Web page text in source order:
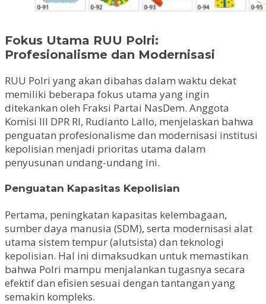
Fokus Utama RUU Polri:
Profesionalisme dan Modernisasi
RUU Polri yang akan dibahas dalam waktu dekat
memiliki beberapa fokus utama yang ingin
ditekankan oleh Fraksi Partai NasDem. Anggota
Komisi III DPR RI, Rudianto Lallo, menjelaskan bahwa
penguatan profesionalisme dan modernisasi institusi
kepolisian menjadi prioritas utama dalam
penyusunan undang-undang ini.
Penguatan Kapasitas Kepolisian
Pertama, peningkatan kapasitas kelembagaan,
sumber daya manusia (SDM), serta modernisasi alat
utama sistem tempur (alutsista) dan teknologi
kepolisian. Hal ini dimaksudkan untuk memastikan
bahwa Polri mampu menjalankan tugasnya secara
efektif dan efisien sesuai dengan tantangan yang
semakin kompleks.